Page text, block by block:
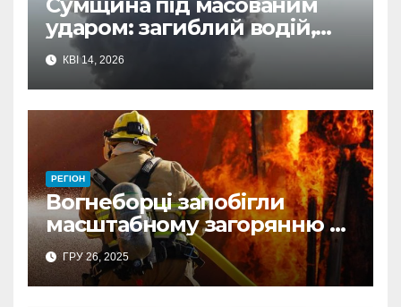
ударом: загиблий водій,
поранені та пошкоджена
інфраструктура у 14
громадах
КВІ 14, 2026
РЕГІОН
Вогнеборці запобігли
масштабному загорянню в
житловому секторі на
Шосткинщині
ГРУ 26, 2025